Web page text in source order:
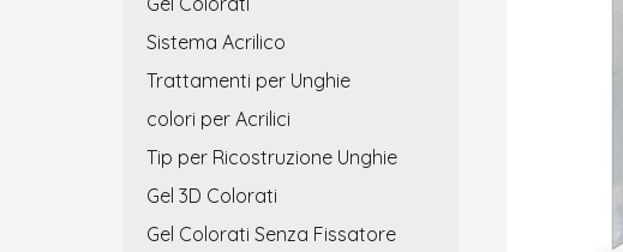
Sistema Acrilico
Trattamenti per Unghie
colori per Acrilici
Tip per Ricostruzione Unghie
Gel 3D Colorati
Gel Colorati Senza Fissatore